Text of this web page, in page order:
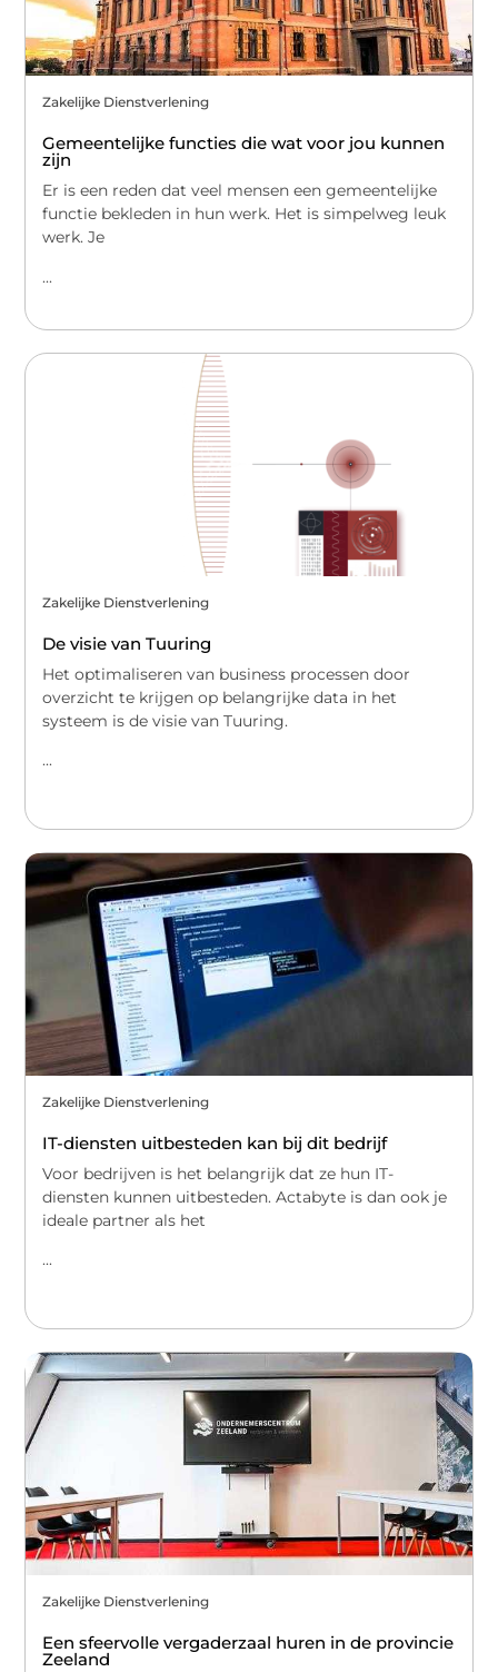
Zakelijke Dienstverlening
Gemeentelijke functies die wat voor jou kunnen
zijn
Er is een reden dat veel mensen een gemeentelijke
functie bekleden in hun werk. Het is simpelweg leuk
werk. Je
...
Zakelijke Dienstverlening
De visie van Tuuring
Het optimaliseren van business processen door
overzicht te krijgen op belangrijke data in het
systeem is de visie van Tuuring.
...
Zakelijke Dienstverlening
IT-diensten uitbesteden kan bij dit bedrijf
Voor bedrijven is het belangrijk dat ze hun IT-
diensten kunnen uitbesteden. Actabyte is dan ook je
ideale partner als het
...
Zakelijke Dienstverlening
Een sfeervolle vergaderzaal huren in de provincie
Zeeland